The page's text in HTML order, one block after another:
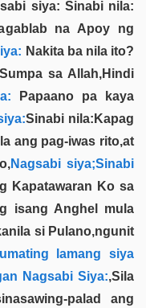
siya: Sinabi nila:
na Apoy ng
Nakita ba nila ito?
sa Allah,Hindi
Papaano pa kaya
Sinabi nila:Kapag
ang pag-iwas rito,at
Nagsabi siya;Sinabi
Kapatawaran Ko sa
isang Anghel mula
si Pulano,ngunit
lamang siya
Nagsabi Siya:,Sila
palad ang